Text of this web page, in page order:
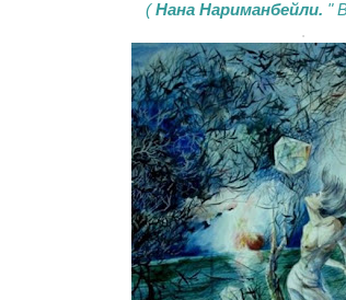
(Нана Нариманбейли. "
.